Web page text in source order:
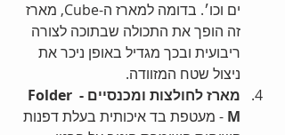
ים וכו׳. בדומה למארז ה-Cube, מארז
זה הופך את התכולה שבתוכה לצורה
ריבועית ובכך מגדיל באופן ניכר את
ניצול שטח המזוודה.
מארז לחולצות ומכנסיים - Folder
M - מעטפת בד איכותית בעלת דפנות